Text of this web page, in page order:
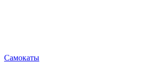
Самокаты